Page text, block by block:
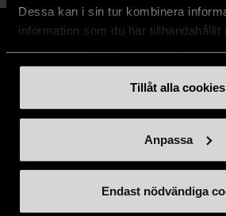
Dessa kan i sin tur kombinera
information som du har tillhandahållit
Tillåt alla cookies
Anpassa
Endast nödvändiga
Handla second hand online